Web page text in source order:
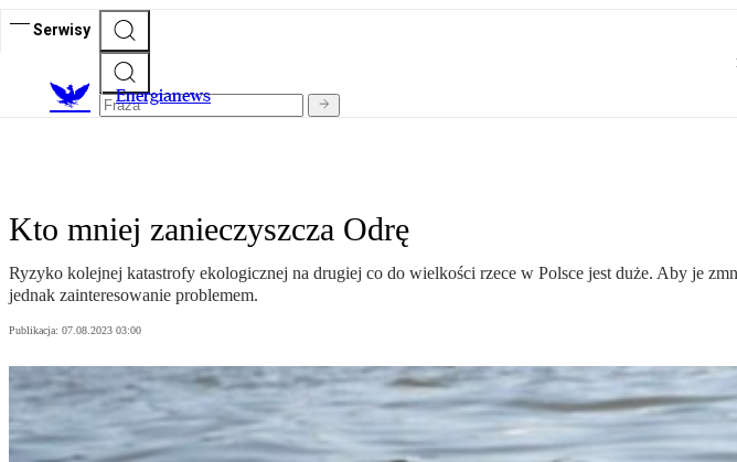
Serwisy
Energianews
Kto mniej zanieczyszcza Odrę
Ryzyko kolejnej katastrofy ekologicznej na drugiej co do wielkości rzece w Polsce jest duże. Aby je
jednak zainteresowanie problemem.
Publikacja: 07.08.2023 03:00